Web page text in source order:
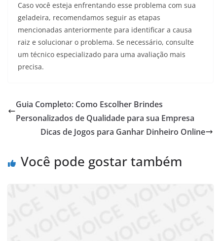
Caso você esteja enfrentando esse problema com sua
geladeira, recomendamos seguir as etapas
mencionadas anteriormente para identificar a causa
raiz e solucionar o problema. Se necessário, consulte
um técnico especializado para uma avaliação mais
precisa.
Guia Completo: Como Escolher Brindes
Personalizados de Qualidade para sua Empresa
Dicas de Jogos para Ganhar Dinheiro Online
Você pode gostar também